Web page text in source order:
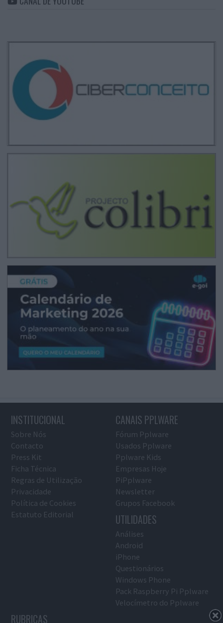
INSTITUCIONAL
Sobre Nós
Contacto
Press Kit
Ficha Técnica
Regras de Utilização
Privacidade
Política de Cookies
Estatuto Editorial
CANAIS PPLWARE
Fórum Pplware
Usados Pplware
Pplware Kids
Empresas Hoje
PiPplware
Newsletter
Grupos Facebook
UTILIDADES
Análises
Android
iPhone
Questionários
Windows Phone
Pack Raspberry Pi Pplware
Velocímetro do Pplware
RUBRICAS